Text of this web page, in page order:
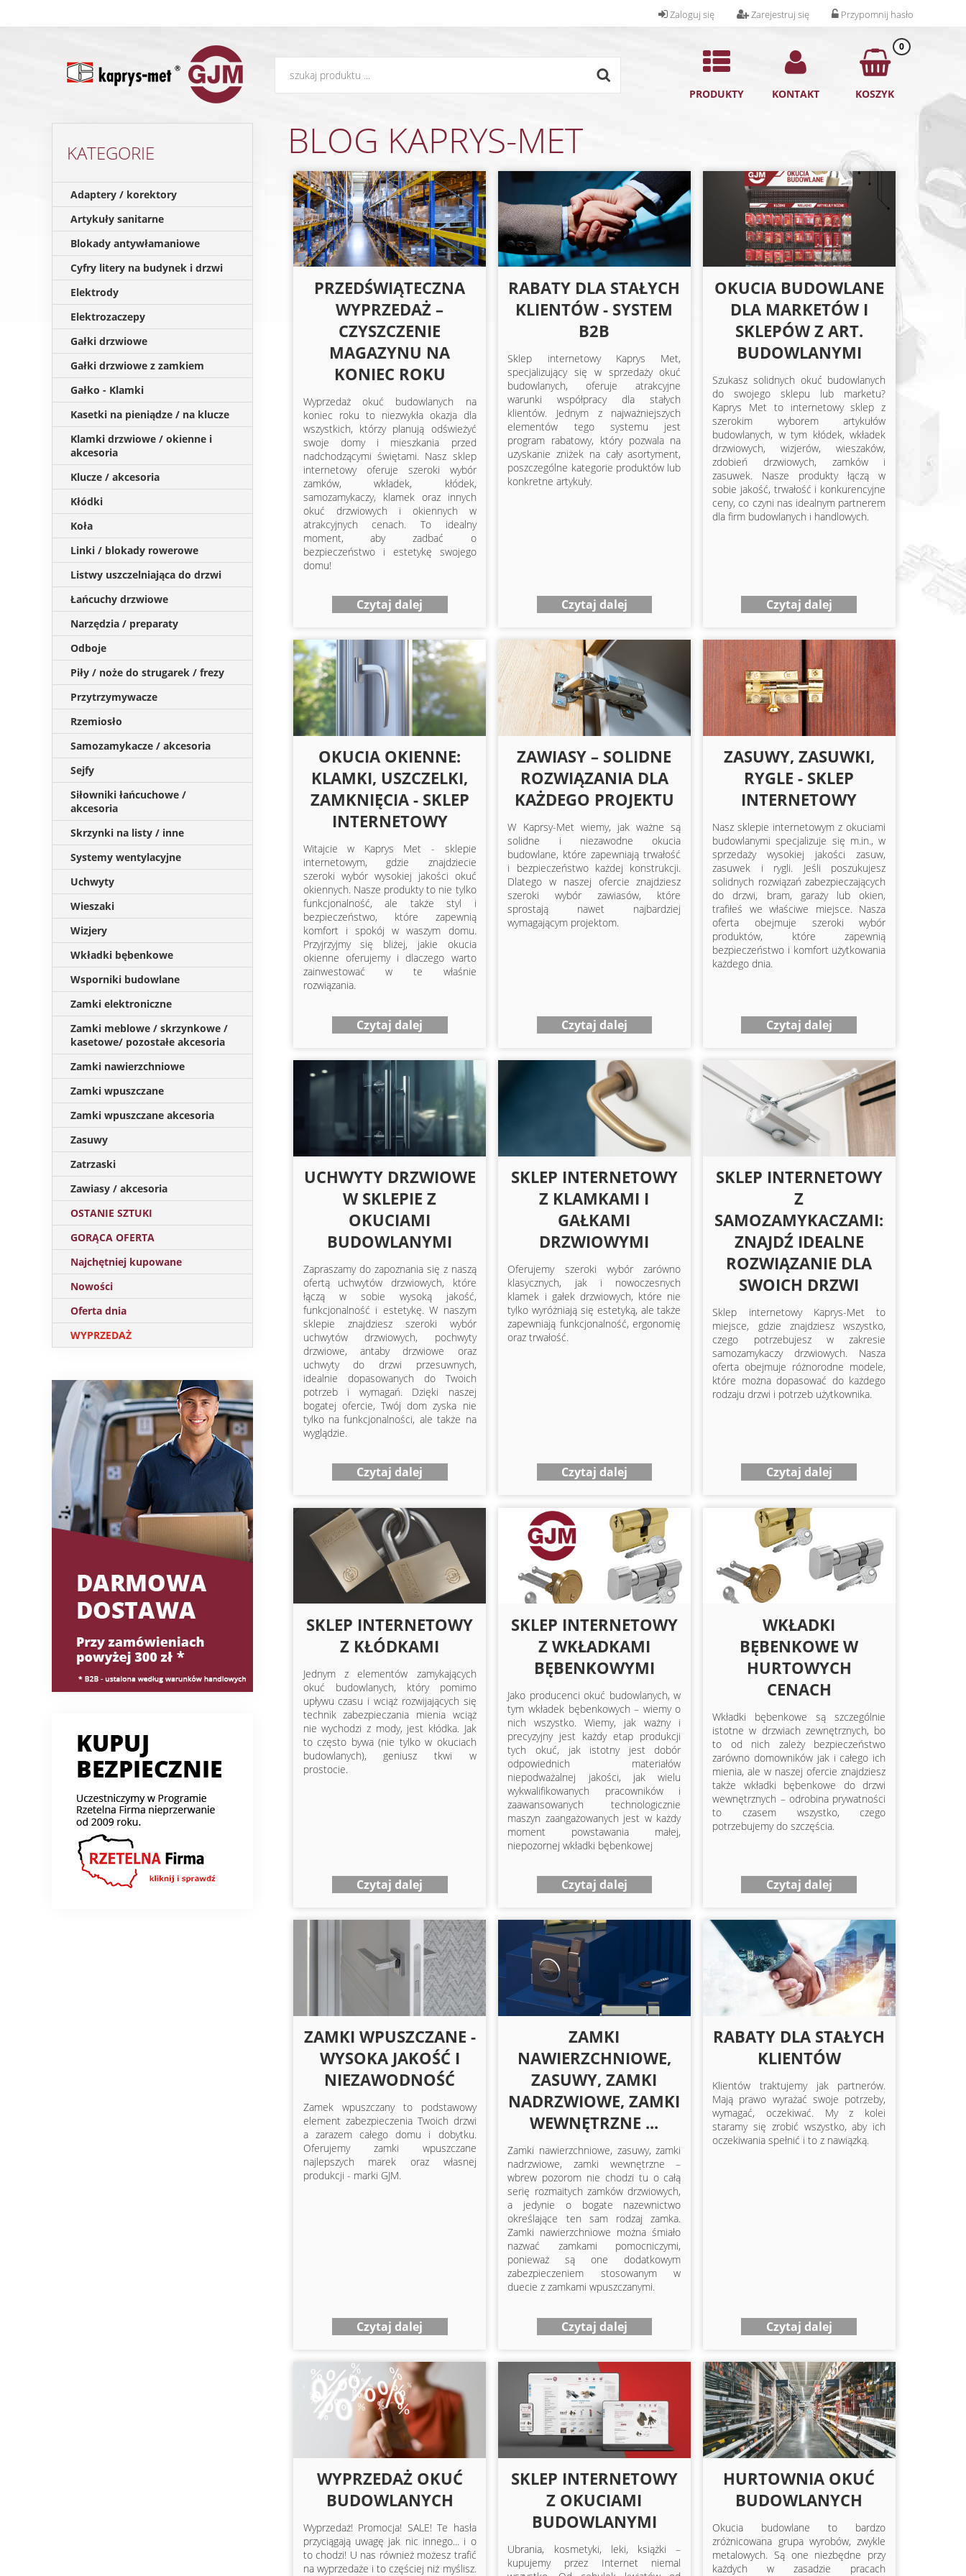
Przypomnij hasło
Zarejestruj się
Zaloguj się
PRODUKTY KONTAKT
0
KOSZYK
KATEGORIE
Adaptery / korektory
Artykuły sanitarne
Blokady antywłamaniowe
Cyfry litery na budynek i drzwi
Elektrody
Elektrozaczepy
Gałki drzwiowe
Gałki drzwiowe z zamkiem
Gałko - Klamki
Kasetki na pieniądze / na klucze
Klamki drzwiowe / okienne i
akcesoria
Klucze / akcesoria
Kłódki
Koła
Linki / blokady rowerowe
Listwy uszczelniająca do drzwi
Łańcuchy drzwiowe
Narzędzia / preparaty
Odboje
Piły / noże do strugarek / frezy
Przytrzymywacze
Rzemiosło
Samozamykacze / akcesoria
Sejfy
Siłowniki łańcuchowe /
akcesoria
Skrzynki na listy / inne
Systemy wentylacyjne
Uchwyty
Wieszaki
Wizjery
Wkładki bębenkowe
Wsporniki budowlane
Zamki elektroniczne
Zamki meblowe / skrzynkowe /
kasetowe/ pozostałe akcesoria
Zamki nawierzchniowe
Zamki wpuszczane
Zamki wpuszczane akcesoria
Zasuwy
Zatrzaski
Zawiasy / akcesoria
OSTANIE SZTUKI
GORĄCA OFERTA
Najchętniej kupowane
Nowości
Oferta dnia
WYPRZEDAŻ
BLOG KAPRYS-MET
PRZEDŚWIĄTECZNA
WYPRZEDAŻ –
CZYSZCZENIE
MAGAZYNU NA
KONIEC ROKU
Wyprzedaż okuć budowlanych na
koniec roku to niezwykła okazja dla
wszystkich, którzy planują odświeżyć
swoje domy i mieszkania przed
nadchodzącymi świętami. Nasz sklep
internetowy oferuje szeroki wybór
zamków, wkładek, kłódek,
samozamykaczy, klamek oraz innych
okuć drzwiowych i okiennych w
atrakcyjnych cenach. To idealny
moment, aby zadbać o
bezpieczeństwo i estetykę swojego
domu!
Czytaj dalej
RABATY DLA STAŁYCH
KLIENTÓW - SYSTEM
B2B
Sklep internetowy Kaprys Met,
specjalizujący się w sprzedaży okuć
budowlanych, oferuje atrakcyjne
warunki współpracy dla stałych
klientów. Jednym z najważniejszych
elementów tego systemu jest
program rabatowy, który pozwala na
uzyskanie zniżek na cały asortyment,
poszczególne kategorie produktów lub
konkretne artykuły.
Czytaj dalej
OKUCIA BUDOWLANE
DLA MARKETÓW I
SKLEPÓW Z ART.
BUDOWLANYMI
Szukasz solidnych okuć budowlanych
do swojego sklepu lub marketu?
Kaprys Met to internetowy sklep z
szerokim wyborem artykułów
budowlanych, w tym kłódek, wkładek
drzwiowych, wizjerów, wieszaków,
zdobień drzwiowych, zamków i
zasuwek. Nasze produkty łączą w
sobie jakość, trwałość i konkurencyjne
ceny, co czyni nas idealnym partnerem
dla firm budowlanych i handlowych.
Czytaj dalej
OKUCIA OKIENNE:
KLAMKI, USZCZELKI,
ZAMKNIĘCIA - SKLEP
INTERNETOWY
Witajcie w Kaprys Met - sklepie
internetowym, gdzie znajdziecie
szeroki wybór wysokiej jakości okuć
okiennych. Nasze produkty to nie tylko
funkcjonalność, ale także styl i
bezpieczeństwo, które zapewnią
komfort i spokój w waszym domu.
Przyjrzyjmy się bliżej, jakie okucia
okienne oferujemy i dlaczego warto
zainwestować w te właśnie
rozwiązania.
Czytaj dalej
ZAWIASY – SOLIDNE
ROZWIĄZANIA DLA
KAŻDEGO PROJEKTU
W Kaprsy-Met wiemy, jak ważne są
solidne i niezawodne okucia
budowlane, które zapewniają trwałość
i bezpieczeństwo każdej konstrukcji.
Dlatego w naszej ofercie znajdziesz
szeroki wybór zawiasów, które
sprostają nawet najbardziej
wymagającym projektom.
Czytaj dalej
ZASUWY, ZASUWKI,
RYGLE - SKLEP
INTERNETOWY
Nasz sklepie internetowym z okuciami
budowlanymi specjalizuje się m.in., w
sprzedaży wysokiej jakości zasuw,
zasuwek i rygli. Jeśli poszukujesz
solidnych rozwiązań zabezpieczających
do drzwi, bram, garaży lub okien,
trafiłeś we właściwe miejsce. Nasza
oferta obejmuje szeroki wybór
produktów, które zapewnią
bezpieczeństwo i komfort użytkowania
każdego dnia.
Czytaj dalej
UCHWYTY DRZWIOWE
W SKLEPIE Z
OKUCIAMI
BUDOWLANYMI
Zapraszamy do zapoznania się z naszą
ofertą uchwytów drzwiowych, które
łączą w sobie wysoką jakość,
funkcjonalność i estetykę. W naszym
sklepie znajdziesz szeroki wybór
uchwytów drzwiowych, pochwyty
drzwiowe, antaby drzwiowe oraz
uchwyty do drzwi przesuwnych,
idealnie dopasowanych do Twoich
potrzeb i wymagań. Dzięki naszej
bogatej ofercie, Twój dom zyska nie
tylko na funkcjonalności, ale także na
wyglądzie.
Czytaj dalej
SKLEP INTERNETOWY
Z KLAMKAMI I
GAŁKAMI
DRZWIOWYMI
Oferujemy szeroki wybór zarówno
klasycznych, jak i nowoczesnych
klamek i gałek drzwiowych, które nie
tylko wyróżniają się estetyką, ale także
zapewniają funkcjonalność, ergonomię
oraz trwałość.
Czytaj dalej
SKLEP INTERNETOWY
Z
SAMOZAMYKACZAMI:
ZNAJDŹ IDEALNE
ROZWIĄZANIE DLA
SWOICH DRZWI
Sklep internetowy Kaprys-Met to
miejsce, gdzie znajdziesz wszystko,
czego potrzebujesz w zakresie
samozamykaczy drzwiowych. Nasza
oferta obejmuje różnorodne modele,
które można dopasować do każdego
rodzaju drzwi i potrzeb użytkownika.
Czytaj dalej
SKLEP INTERNETOWY
Z KŁÓDKAMI
Jednym z elementów zamykających
okuć budowlanych, który pomimo
upływu czasu i wciąż rozwijających się
technik zabezpieczania mienia wciąż
nie wychodzi z mody, jest kłódka. Jak
to często bywa (nie tylko w okuciach
budowlanych), geniusz tkwi w
prostocie.
Czytaj dalej
SKLEP INTERNETOWY
Z WKŁADKAMI
BĘBENKOWYMI
Jako producenci okuć budowlanych, w
tym wkładek bębenkowych – wiemy o
nich wszystko. Wiemy, jak ważny i
precyzyjny jest każdy etap produkcji
tych okuć, jak istotny jest dobór
odpowiednich materiałów
niepodważalnej jakości, jak wielu
wykwalifikowanych pracowników i
zaawansowanych technologicznie
maszyn zaangażowanych jest w każdy
moment powstawania małej,
niepozornej wkładki bębenkowej
Czytaj dalej
WKŁADKI
BĘBENKOWE W
HURTOWYCH
CENACH
Wkładki bębenkowe są szczególnie
istotne w drzwiach zewnętrznych, bo
to od nich zależy bezpieczeństwo
zarówno domowników jak i całego ich
mienia, ale w naszej ofercie znajdziesz
także wkładki bębenkowe do drzwi
wewnętrznych – odrobina prywatności
to czasem wszystko, czego
potrzebujemy do szczęścia.
Czytaj dalej
ZAMKI WPUSZCZANE -
WYSOKA JAKOŚĆ I
NIEZAWODNOŚĆ
Zamek wpuszczany to podstawowy
element zabezpieczenia Twoich drzwi
a zarazem całego domu i dobytku.
Oferujemy zamki wpuszczane
najlepszych marek oraz własnej
produkcji - marki GJM.
Czytaj dalej
ZAMKI
NAWIERZCHNIOWE,
ZASUWY, ZAMKI
NADRZWIOWE, ZAMKI
WEWNĘTRZNE ...
Zamki nawierzchniowe, zasuwy, zamki
nadrzwiowe, zamki wewnętrzne –
wbrew pozorom nie chodzi tu o całą
serię rozmaitych zamków drzwiowych,
a jedynie o bogate nazewnictwo
określające ten sam rodzaj zamka.
Zamki nawierzchniowe można śmiało
nazwać zamkami pomocniczymi,
ponieważ są one dodatkowym
zabezpieczeniem stosowanym w
duecie z zamkami wpuszczanymi.
Czytaj dalej
RABATY DLA STAŁYCH
KLIENTÓW
Klientów traktujemy jak partnerów.
Mają prawo wyrażać swoje potrzeby,
wymagać, oczekiwać. My z kolei
staramy się zrobić wszystko, aby ich
oczekiwania spełnić i to z nawiązką.
Czytaj dalej
WYPRZEDAŻ OKUĆ
BUDOWLANYCH
Wyprzedaż! Promocja! SALE! Te hasła
przyciągają uwagę jak nic innego... i o
to chodzi! U nas również możesz trafić
na wyprzedaże i to częściej niż myślisz.
SKLEP INTERNETOWY
Z OKUCIAMI
BUDOWLANYMI
Ubrania, kosmetyki, leki, książki –
kupujemy przez Internet niemal
HURTOWNIA OKUĆ
BUDOWLANYCH
Okucia budowlane to bardzo
zróżnicowana grupa wyrobów, zwykle
metalowych. Są one niezbędne przy
każdych w zasadzie pracach